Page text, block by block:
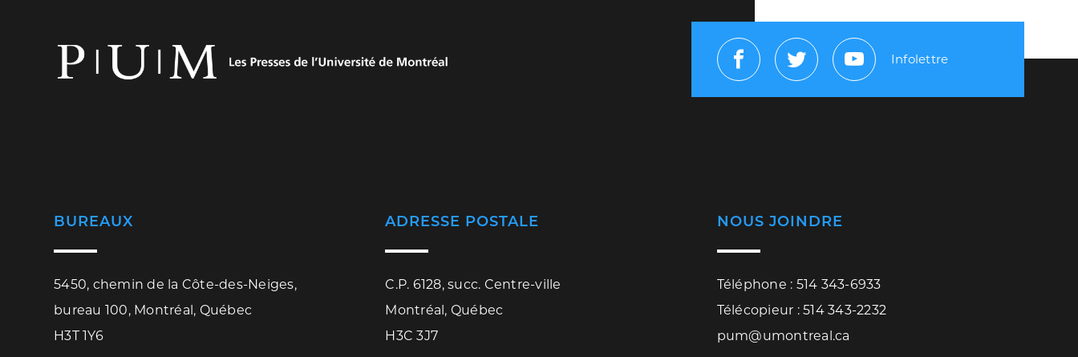
FacebookTwitterYoutube
Infolettre
BUREAUX
5450, chemin de la Côte-des-Neiges,
bureau 100, Montréal, Québec
H3T 1Y6
ADRESSE POSTALE
C.P. 6128, succ. Centre-ville
Montréal, Québec
H3C 3J7
NOUS JOINDRE
Téléphone : 514 343-6933
Télécopieur : 514 343-2232
pum@umontreal.ca